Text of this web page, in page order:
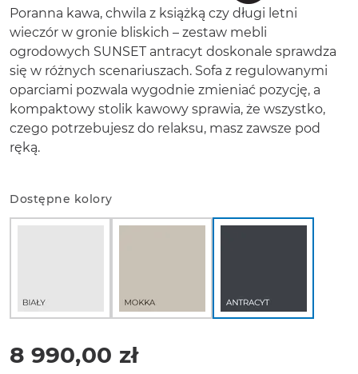
Poranna kawa, chwila z książką czy długi letni
wieczór w gronie bliskich – zestaw mebli
ogrodowych SUNSET antracyt doskonale sprawdza
się w różnych scenariuszach. Sofa z regulowanymi
oparciami pozwala wygodnie zmieniać pozycję, a
kompaktowy stolik kawowy sprawia, że wszystko,
czego potrzebujesz do relaksu, masz zawsze pod
ręką.
Dostępne kolory
8 990,00 zł